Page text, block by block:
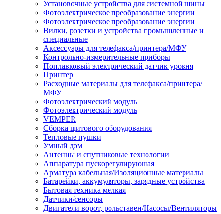
Установочные устройства для системной шины
Фотоэлектрическое преобразование энергии
Фотоэлектрическое преобразование энергии
Вилки, розетки и устройства промышленные и
специальные
Аксессуары для телефакса/принтера/МФУ
Контрольно-измерительные приборы
Поплавковый электрический датчик уровня
Принтер
Расходные материалы для телефакса/принтера/
МФУ
Фотоэлектрический модуль
Фотоэлектрический модуль
VEMPER
Сборка щитового оборудования
Тепловые пушки
Умный дом
Антенны и спутниковые технологии
Аппаратура пускорегулирующая
Арматура кабельная/Изоляционные материалы
Батарейки, аккумуляторы, зарядные устройства
Бытовая техника мелкая
Датчики/сенсоры
Двигатели ворот, рольставен/Насосы/Вентиляторы